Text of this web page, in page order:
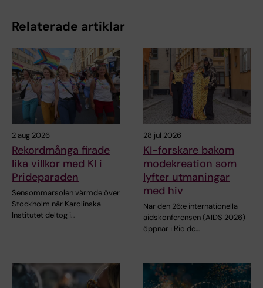
Relaterade artiklar
2 aug 2026
Rekordmånga firade
lika villkor med KI i
Prideparaden
Sensommarsolen värmde över
Stockholm när Karolinska
Institutet deltog i…
28 jul 2026
KI-forskare bakom
modekreation som
lyfter utmaningar
med hiv
När den 26:e internationella
aidskonferensen (AIDS 2026)
öppnar i Rio de…